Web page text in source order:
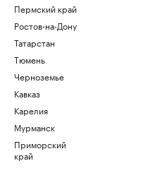
Пермский край
Ростов-на-Дону
Татарстан
Тюмень
Черноземье
Кавказ
Карелия
Мурманск
Приморский
край